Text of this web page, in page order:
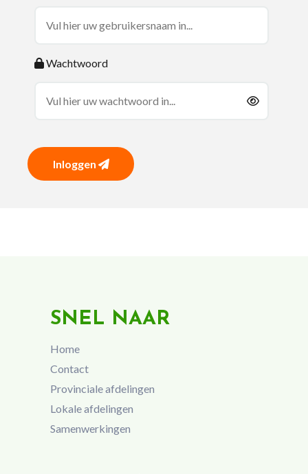
Wachtwoord
Inloggen
SNEL NAAR
Home
Contact
Provinciale afdelingen
Lokale afdelingen
Samenwerkingen